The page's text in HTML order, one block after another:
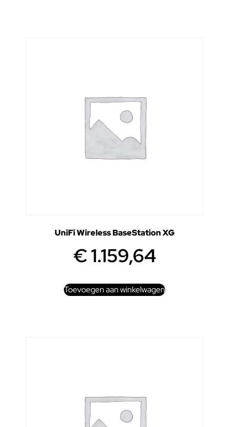
UniFi Wireless BaseStation XG
€1.159,64
Toevoegen aan winkelwagen